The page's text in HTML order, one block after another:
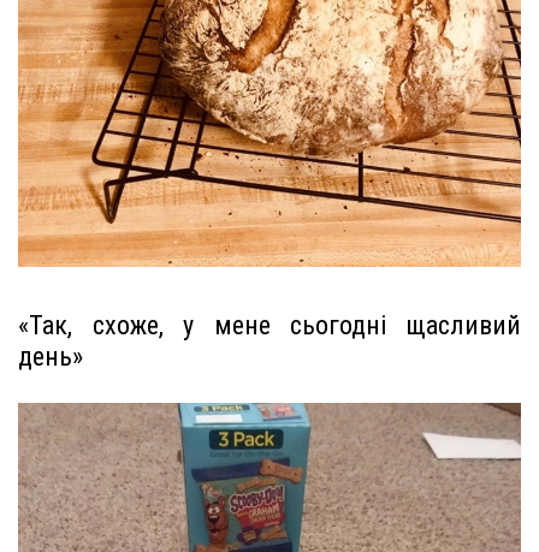
«Так, схоже, у мене сьогодні щасливий
день»